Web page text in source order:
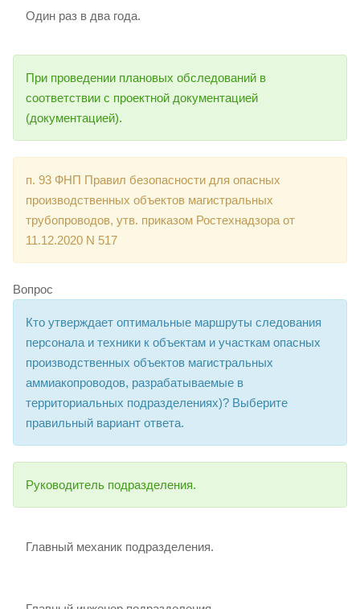
Один раз в два года.
При проведении плановых обследований в
соответствии с проектной документацией
(документацией).
п. 93 ФНП Правил безопасности для опасных
производственных объектов магистральных
трубопроводов, утв. приказом Ростехнадзора от
11.12.2020 N 517
Вопрос
Кто утверждает оптимальные маршруты следования
персонала и техники к объектам и участкам опасных
производственных объектов магистральных
аммиакопроводов, разрабатываемые в
территориальных подразделениях)? Выберите
правильный вариант ответа.
Руководитель подразделения.
Главный механик подразделения.